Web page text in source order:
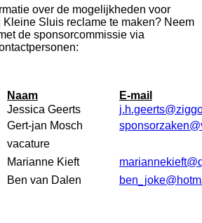
over de mogelijkheden voor
Kleine Sluis reclame te maken? Neem
de sponsorcommissie via
Naam
E-mail
Jessica Geerts
Gert-jan Mosch
vacature
Marianne Kieft
Ben van Dalen